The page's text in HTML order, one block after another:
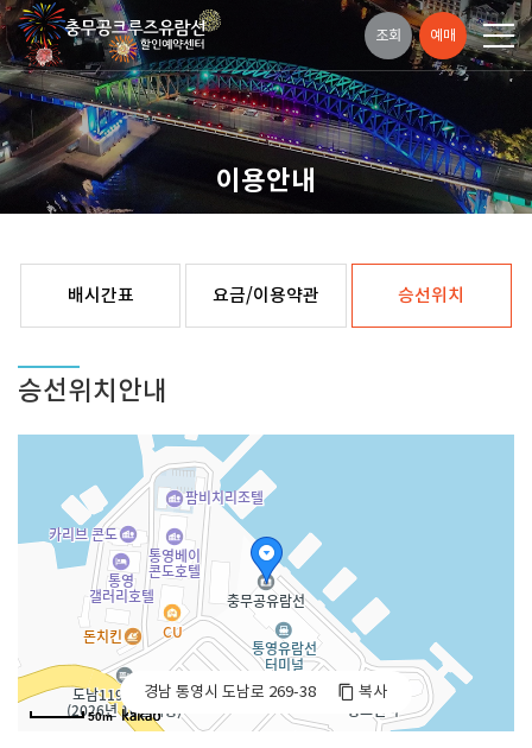
조회 예매
이용안내
배시간표 요금/이용약관 승선위치
승선위치안내
50m
경남 통영시 도남로 269-38 복사